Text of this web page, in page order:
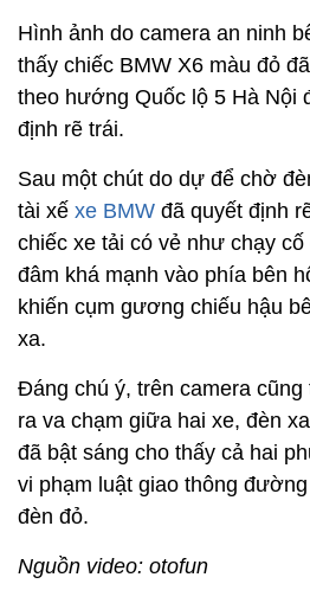
Hình ảnh do camera an ninh
thấy chiếc BMW X6 màu đỏ
theo hướng Quốc lộ 5 Hà Nội
định rẽ trái.
Sau một chút do dự để chờ
tài xế xe BMW đã quyết định
chiếc xe tải có vẻ như chạy
đâm khá mạnh vào phía bên
khiến cụm gương chiếu hậu
xa.
Đáng chú ý, trên camera
ra va chạm giữa hai xe, đèn
đã bật sáng cho thấy cả hai
vi phạm luật giao thông
đèn đỏ.
Nguồn video: otofun